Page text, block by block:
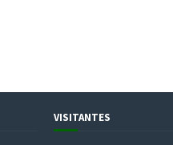
VISITANTES